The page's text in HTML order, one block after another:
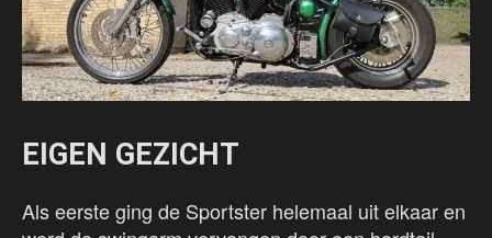
EIGEN GEZICHT
Als eerste ging de Sportster helemaal uit elkaar en